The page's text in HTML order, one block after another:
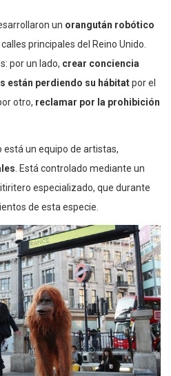
un orangután robótico
principales del Reino Unido.
por un lado, crear conciencia
están perdiendo su hábitatpor el
otro, reclamar por la prohibición
un equipo de artistas,
. Está controlado mediante un
especializado, que durante
de esta especie.